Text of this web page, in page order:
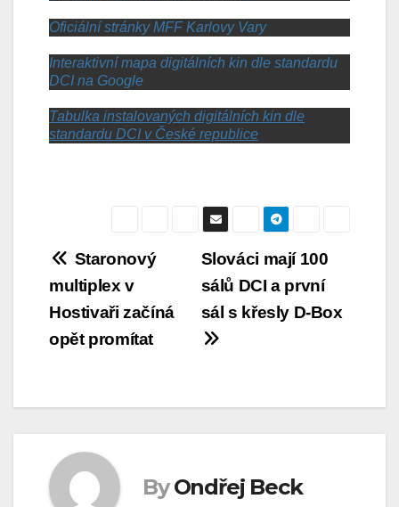
Oficiální stránky MFF Karlovy Vary
Interaktivní mapa digitálních kin dle standardu
DCI na Google
Tabulka instalovaných digitálních kin dle
standardu DCI v České republice
Navigace
pro
příspěvek
Slováci mají 100
sálů DCI a první
sál s křesly D-Box
Staronový
multiplex v
Hostivaři začíná
opět promítat
By Ondřej Beck